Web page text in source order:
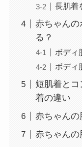
長肌着
赤ちゃん
る？
ボディ
ボディ
短肌着と
着の違い
赤ちゃんの
赤ちゃん